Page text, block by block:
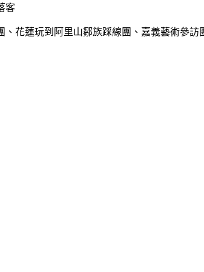
客
花蓮玩到阿里山鄒族踩線團、嘉義藝術參訪